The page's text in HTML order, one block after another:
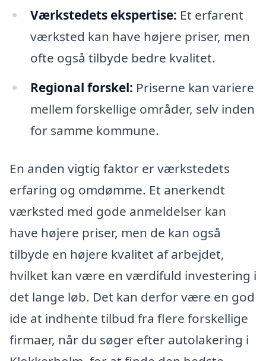
Værkstedets ekspertise: Et erfarent
værksted kan have højere priser, men
ofte også tilbyde bedre kvalitet.
Regional forskel: Priserne kan variere
mellem forskellige områder, selv inden
for samme kommune.
En anden vigtig faktor er værkstedets
erfaring og omdømme. Et anerkendt
værksted med gode anmeldelser kan
have højere priser, men de kan også
tilbyde en højere kvalitet af arbejdet,
hvilket kan være en værdifuld investering i
det lange løb. Det kan derfor være en god
ide at indhente tilbud fra flere forskellige
firmaer, når du søger efter autolakering i